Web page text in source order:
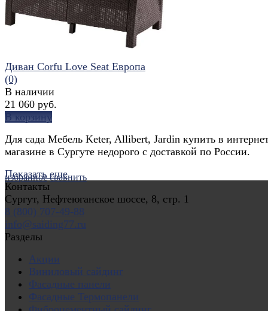
избранное сравнить
Диван Corfu Love Seat Европа
(0)
В наличии
21 060 руб.
В корзину
Для сада Мебель Keter, Allibert, Jardin купить в
магазине в Сургуте недорого с доставкой по России.
Показать еще
Контакты
Сургут, Нефтеюганское шоссе, 8, стр. 1
8 (800) 707-49-88
info@saiding77.ru
Разделы
Акции
Виниловый сайдинг
Фасадные панели
Фасадные Термопанели